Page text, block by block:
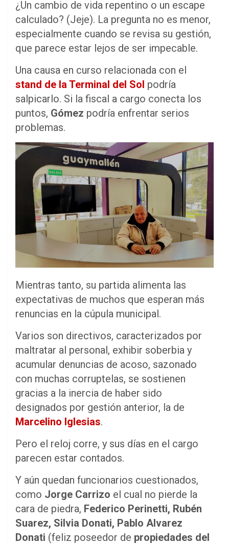
¿Un cambio de vida repentino o un escape
calculado? (Jeje). La pregunta no es menor,
especialmente cuando se revisa su gestión,
que parece estar lejos de ser impecable.
Una causa en curso relacionada con el
stand de la Terminal del Sol podría
salpicarlo. Si la fiscal a cargo conecta los
puntos, Gómez podría enfrentar serios
problemas.
Mientras tanto, su partida alimenta las
expectativas de muchos que esperan más
renuncias en la cúpula municipal.
Varios son directivos, caracterizados por
maltratar al personal, exhibir soberbia y
acumular denuncias de acoso, sazonado
con muchas corruptelas, se sostienen
gracias a la inercia de haber sido
designados por gestión anterior, la de
Marcelino Iglesias.
Pero el reloj corre, y sus días en el cargo
parecen estar contados.
Y aún quedan funcionarios cuestionados,
como Jorge Carrizo el cual no pierde la
cara de piedra, Federico Perinetti, Rubén
Suarez, Silvia Donati, Pablo Alvarez
Donati (feliz poseedor de propiedades del